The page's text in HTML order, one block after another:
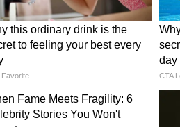
ব্যবহার স্বাস্থ্যের
উঠে এল ভয়ংকর রিপোর্ট
এর তত্ত্বাবধানে হওয়া
সামনে এনেছেন: